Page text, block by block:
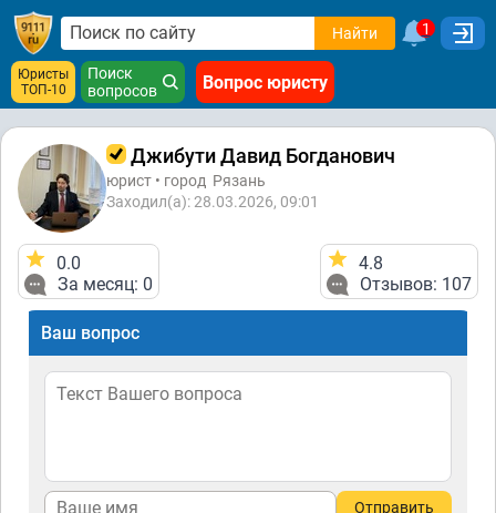
Найти 1
Юристы
ТОП-10
Поиск
вопросов
Вопрос юристу
Джибути Давид Богданович
юрист • город Рязань
Заходил(а): 28.03.2026, 09:01
0.0
За месяц: 0
4.8
Отзывов: 107
Ваш вопрос
Отправить